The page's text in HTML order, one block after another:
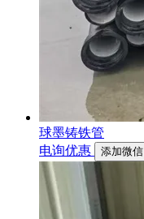
球墨铸铁管
电询优惠
添加微信